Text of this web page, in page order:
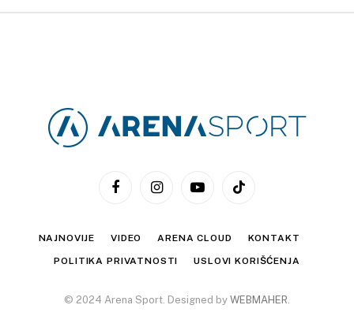
FacebookInstagramYouTubeTikTok
NAJNOVIJE VIDEO ARENA CLOUD KONTAKT
POLITIKA PRIVATNOSTI USLOVI KORIŠĆENJA
© 2024 Arena Sport. Designed by WEBMAHER.